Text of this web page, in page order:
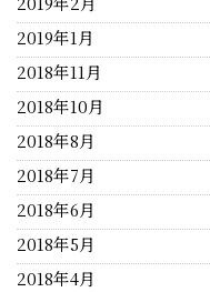
2019年1月
2018年11月
2018年10月
2018年8月
2018年7月
2018年6月
2018年5月
2018年4月